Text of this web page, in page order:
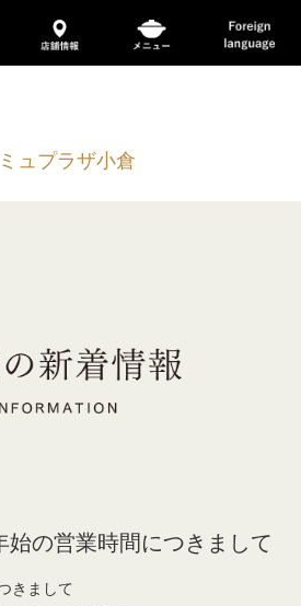
ュプラザ小倉
始の営業時間につきまして
きまして